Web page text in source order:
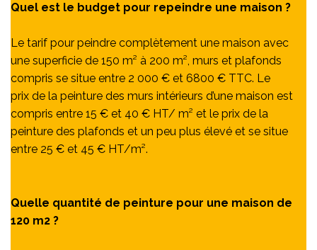
Quel est le budget pour repeindre une maison ?
Le tarif pour peindre complètement une maison avec
une superficie de 150 m² à 200 m², murs et plafonds
compris se situe entre 2 000 € et 6800 € TTC. Le
prix de la peinture des murs intérieurs d’une maison est
compris entre 15 € et 40 € HT/ m² et le prix de la
peinture des plafonds et un peu plus élevé et se situe
entre 25 € et 45 € HT/m².
Quelle quantité de peinture pour une maison de
120 m2 ?